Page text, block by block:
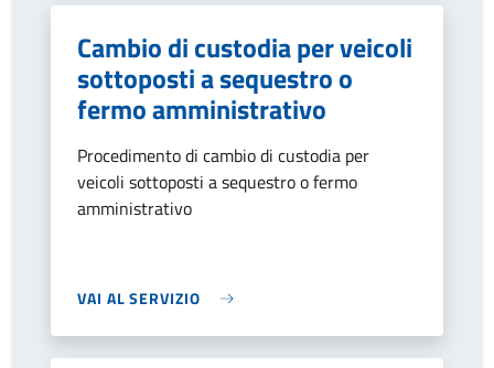
Cambio di custodia per veicoli
sottoposti a sequestro o
fermo amministrativo
Procedimento di cambio di custodia per
veicoli sottoposti a sequestro o fermo
amministrativo
VAI AL SERVIZIO